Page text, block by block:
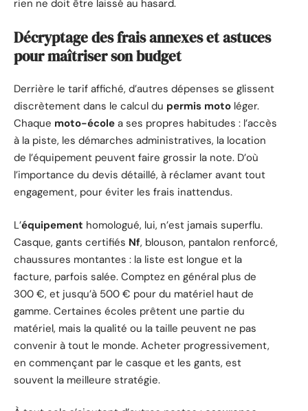
rien ne doit être laissé au hasard.
Décryptage des frais annexes et astuces
pour maîtriser son budget
Derrière le tarif affiché, d’autres dépenses se glissent
discrètement dans le calcul du permis moto léger.
Chaque moto-école a ses propres habitudes : l’accès
à la piste, les démarches administratives, la location
de l’équipement peuvent faire grossir la note. D’où
l’importance du devis détaillé, à réclamer avant tout
engagement, pour éviter les frais inattendus.
L’équipement homologué, lui, n’est jamais superflu.
Casque, gants certifiés Nf, blouson, pantalon renforcé,
chaussures montantes : la liste est longue et la
facture, parfois salée. Comptez en général plus de
300 €, et jusqu’à 500 € pour du matériel haut de
gamme. Certaines écoles prêtent une partie du
matériel, mais la qualité ou la taille peuvent ne pas
convenir à tout le monde. Acheter progressivement,
en commençant par le casque et les gants, est
souvent la meilleure stratégie.